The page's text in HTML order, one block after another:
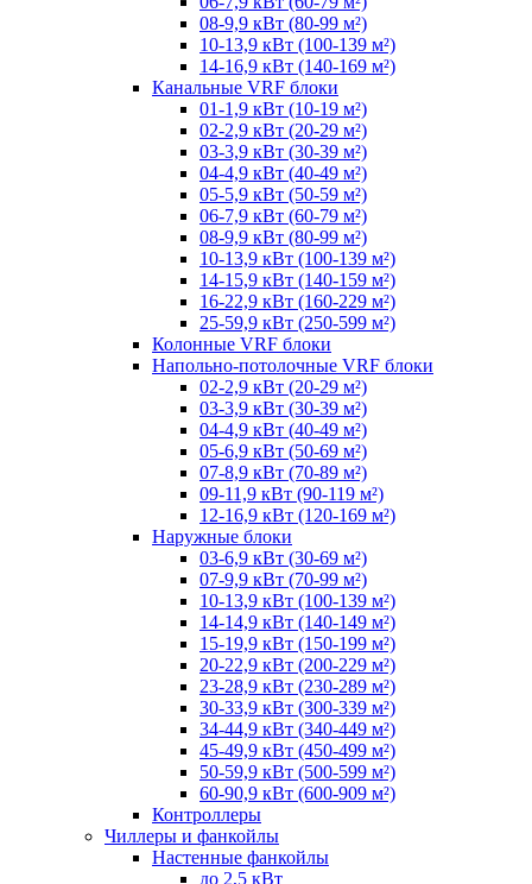
08-9,9 кВт (80-99 м²)
10-13,9 кВт (100-139 м²)
14-16,9 кВт (140-169 м²)
Канальные VRF блоки
01-1,9 кВт (10-19 м²)
02-2,9 кВт (20-29 м²)
03-3,9 кВт (30-39 м²)
04-4,9 кВт (40-49 м²)
05-5,9 кВт (50-59 м²)
06-7,9 кВт (60-79 м²)
08-9,9 кВт (80-99 м²)
10-13,9 кВт (100-139 м²)
14-15,9 кВт (140-159 м²)
16-22,9 кВт (160-229 м²)
25-59,9 кВт (250-599 м²)
Колонные VRF блоки
Напольно-потолочные VRF блоки
02-2,9 кВт (20-29 м²)
03-3,9 кВт (30-39 м²)
04-4,9 кВт (40-49 м²)
05-6,9 кВт (50-69 м²)
07-8,9 кВт (70-89 м²)
09-11,9 кВт (90-119 м²)
12-16,9 кВт (120-169 м²)
Наружные блоки
03-6,9 кВт (30-69 м²)
07-9,9 кВт (70-99 м²)
10-13,9 кВт (100-139 м²)
14-14,9 кВт (140-149 м²)
15-19,9 кВт (150-199 м²)
20-22,9 кВт (200-229 м²)
23-28,9 кВт (230-289 м²)
30-33,9 кВт (300-339 м²)
34-44,9 кВт (340-449 м²)
45-49,9 кВт (450-499 м²)
50-59,9 кВт (500-599 м²)
60-90,9 кВт (600-909 м²)
Контроллеры
Чиллеры и фанкойлы
Настенные фанкойлы
до 2,5 кВт